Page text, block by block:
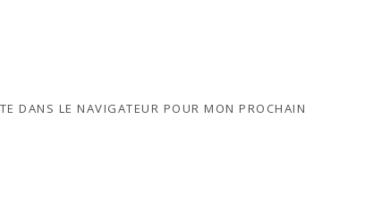
DANS LE NAVIGATEUR POUR MON PROCHAIN